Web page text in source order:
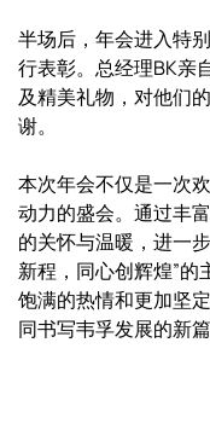
半场后，年会进入特
行表彰。总经理BK亲
及精美礼物，对他们
谢。
本次年会不仅是一次
动力的盛会。通过丰
的关怀与温暖，进一
新程，同心创辉煌”
饱满的热情和更加坚
同书写韦孚发展的新篇